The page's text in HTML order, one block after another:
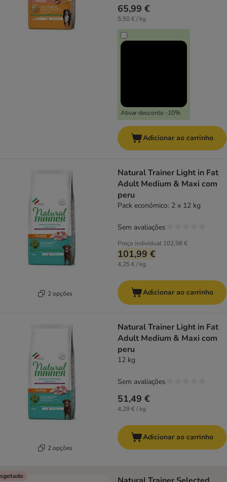
65,99 €
5,50 € / kg
Ativar desconto -10%
Adicionar ao carrinho
2 opções
Natural Trainer Light in Fat
Adult Medium & Maxi com
peru
Pack económico: 2 x 12 kg
Preço individual 102,98 €
101,99 €
4,25 € / kg
Sem avaliações
Adicionar ao carrinho
2 opções
Natural Trainer Light in Fat
Adult Medium & Maxi com
peru
12 kg
51,49 €
4,29 € / kg
Sem avaliações
Adicionar ao carrinho